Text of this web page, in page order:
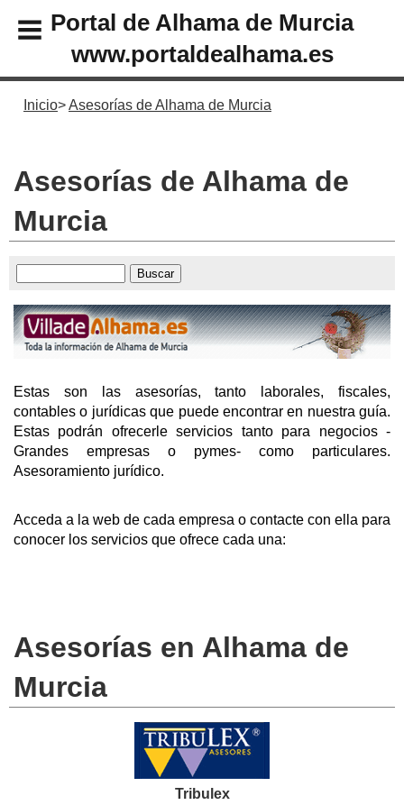
Portal de Alhama de Murcia
www.portaldealhama.es
Inicio Asesorías de Alhama de Murcia
Asesorías de Alhama de
Murcia
Estas son las asesorías, tanto laborales, fiscales,
contables o jurídicas que puede encontrar en nuestra guía.
Estas podrán ofrecerle servicios tanto para negocios -
Grandes empresas o pymes- como particulares.
Asesoramiento jurídico.
Acceda a la web de cada empresa o contacte con ella para
conocer los servicios que ofrece cada una:
Asesorías en Alhama de
Murcia
Tribulex